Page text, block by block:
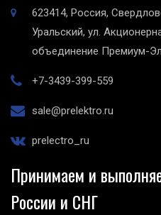
623414, Россия,
Уральский, ул.
объединение Премиум-
+7-3439-399-559
sale@prelektro.ru
prelectro_ru
Принимаем и
России и СНГ